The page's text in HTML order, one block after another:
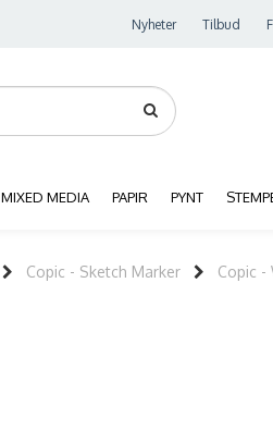
Nyheter Tilbud
MIXED MEDIA PAPIR PYNT
Copic - Sketch Marker Copic -